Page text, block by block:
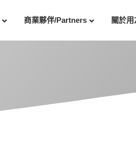
商業夥伴/Partners 關於用